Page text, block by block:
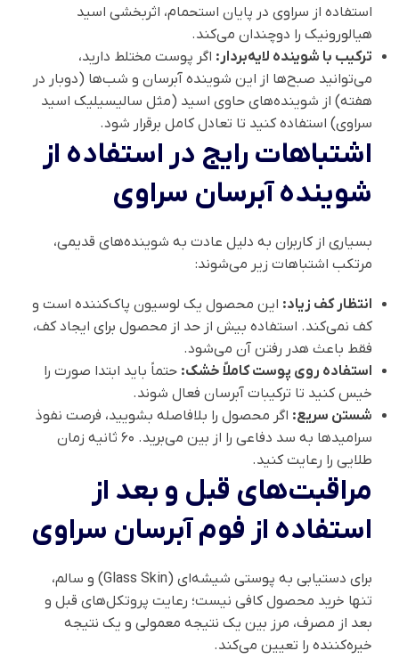
استفاده از سراوی در پایان استحمام، اثربخشی اسید
هیالورونیک را دوچندان می‌کند.
ترکیب با شوینده لایه‌بردار: اگر پوست مختلط دارید،
می‌توانید صبح‌ها از این شوینده آبرسان و شب‌ها (دوبار در
هفته) از شوینده‌های حاوی اسید (مثل سالیسیلیک اسید
سراوی) استفاده کنید تا تعادل کامل برقرار شود.
اشتباهات رایج در استفاده از
شوینده آبرسان سراوی
بسیاری از کاربران به دلیل عادت به شوینده‌های قدیمی،
مرتکب اشتباهات زیر می‌شوند:
انتظار کف زیاد: این محصول یک لوسیون پاک‌کننده است و
کف نمی‌کند. استفاده بیش از حد از محصول برای ایجاد کف،
فقط باعث هدر رفتن آن می‌شود.
استفاده روی پوست کاملاً خشک: حتماً باید ابتدا صورت را
خیس کنید تا ترکیبات آبرسان فعال شوند.
شستن سریع: اگر محصول را بلافاصله بشویید، فرصت نفوذ
سرامیدها به سد دفاعی را از بین می‌برید. ۶۰ ثانیه زمان
طلایی را رعایت کنید.
مراقبت‌های قبل و بعد از
استفاده از فوم آبرسان سراوی
برای دستیابی به پوستی شیشه‌ای (Glass Skin) و سالم،
تنها خرید محصول کافی نیست؛ رعایت پروتکل‌های قبل و
بعد از مصرف، مرز بین یک نتیجه معمولی و یک نتیجه
خیره‌کننده را تعیین می‌کند.